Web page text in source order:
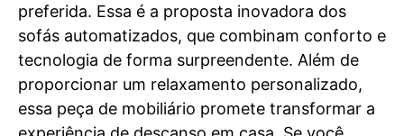
preferida. Essa é a proposta inovadora dos
sofás automatizados, que combinam conforto e
tecnologia de forma surpreendente. Além de
proporcionar um relaxamento personalizado,
essa peça de mobiliário promete transformar a